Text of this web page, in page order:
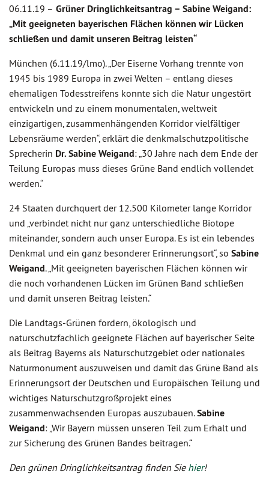
06.11.19 – Grüner Dringlichkeitsantrag – Sabine Weigand:
„Mit geeigneten bayerischen Flächen können wir Lücken
schließen und damit unseren Beitrag leisten“
München (6.11.19/lmo). „Der Eiserne Vorhang trennte von
1945 bis 1989 Europa in zwei Welten – entlang dieses
ehemaligen Todesstreifens konnte sich die Natur ungestört
entwickeln und zu einem monumentalen, weltweit
einzigartigen, zusammenhängenden Korridor vielfältiger
Lebensräume werden“, erklärt die denkmalschutzpolitische
Sprecherin Dr. Sabine Weigand: „30 Jahre nach dem Ende der
Teilung Europas muss dieses Grüne Band endlich vollendet
werden.“
24 Staaten durchquert der 12.500 Kilometer lange Korridor
und „verbindet nicht nur ganz unterschiedliche Biotope
miteinander, sondern auch unser Europa. Es ist ein lebendes
Denkmal und ein ganz besonderer Erinnerungsort“, so Sabine
Weigand. „Mit geeigneten bayerischen Flächen können wir
die noch vorhandenen Lücken im Grünen Band schließen
und damit unseren Beitrag leisten.“
Die Landtags-Grünen fordern, ökologisch und
naturschutzfachlich geeignete Flächen auf bayerischer Seite
als Beitrag Bayerns als Naturschutzgebiet oder nationales
Naturmonument auszuweisen und damit das Grüne Band als
Erinnerungsort der Deutschen und Europäischen Teilung und
wichtiges Naturschutzgroßprojekt eines
zusammenwachsenden Europas auszubauen.Sabine
Weigand: „Wir Bayern müssen unseren Teil zum Erhalt und
zur Sicherung des Grünen Bandes beitragen.“
Den grünen Dringlichkeitsantrag finden Sie hier!